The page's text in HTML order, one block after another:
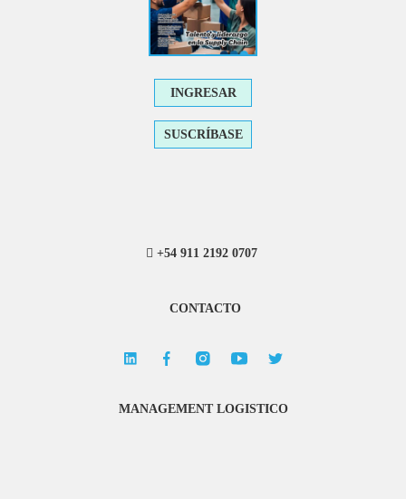
INGRESAR
SUSCRÍBASE
+54 911 2192 0707
CONTACTO
MANAGEMENT LOGISTICO